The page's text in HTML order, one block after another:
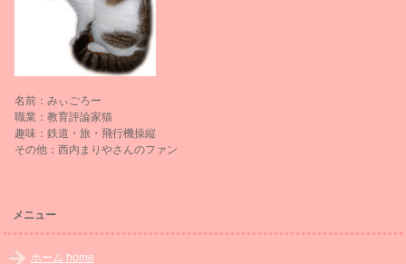
名前：みぃごろー
職業：教育評論家猫
趣味：鉄道・旅・飛行機操縦
その他：西内まりやさんのファン
メニュー
ホーム home